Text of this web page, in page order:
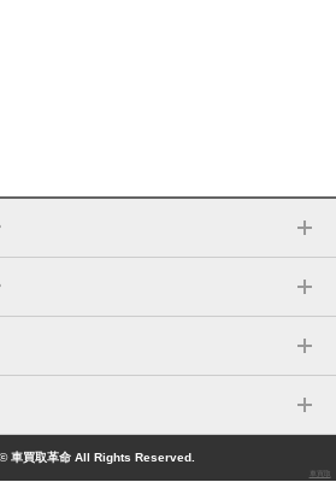
車買取革命 All Rights Reserved.
車買取